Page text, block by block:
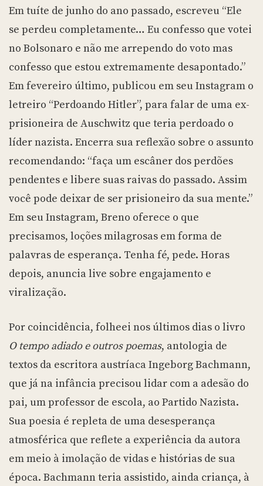
Em tuíte de junho do ano passado, escreveu “Ele
se perdeu completamente… Eu confesso que votei
no Bolsonaro e não me arrependo do voto mas
confesso que estou extremamente desapontado.”
Em fevereiro último, publicou em seu Instagram o
letreiro “Perdoando Hitler”, para falar de uma ex-
prisioneira de Auschwitz que teria perdoado o
líder nazista. Encerra sua reflexão sobre o assunto
recomendando: “faça um escâner dos perdões
pendentes e libere suas raivas do passado. Assim
você pode deixar de ser prisioneiro da sua mente.”
Em seu Instagram, Breno oferece o que
precisamos, loções milagrosas em forma de
palavras de esperança. Tenha fé, pede. Horas
depois, anuncia live sobre engajamento e
viralização.
Por coincidência, folheei nos últimos dias o livro
O tempo adiado e outros poemas, antologia de
textos da escritora austríaca Ingeborg Bachmann,
que já na infância precisou lidar com a adesão do
pai, um professor de escola, ao Partido Nazista.
Sua poesia é repleta de uma desesperança
atmosférica que reflete a experiência da autora
em meio à imolação de vidas e histórias de sua
época. Bachmann teria assistido, ainda criança, à